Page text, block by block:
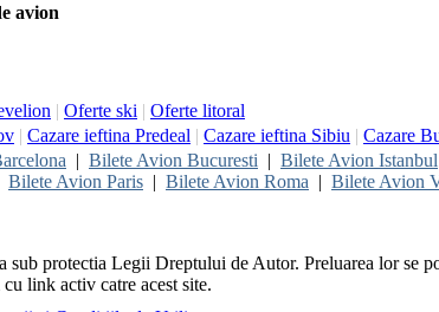
avion
| Oferte ski | Oferte litoral
| Cazare ieftina Predeal | Cazare ieftina Sibiu | Cazare
| Bilete Avion Bucuresti | Bilete Avion Istanbul
Bilete Avion Paris | Bilete Avion Roma | Bilete Avion
sub protectia Legii Dreptului de Autor. Preluarea lor se
link activ catre acest site.